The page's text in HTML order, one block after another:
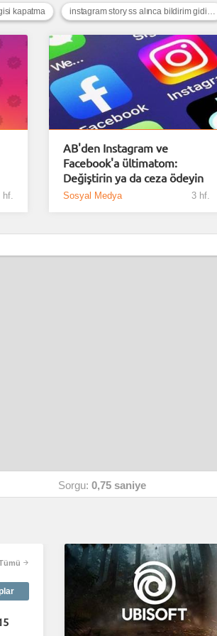
instagram story ss alınca bildirim gidiyor mu
kapatma
hf.
AB'den Instagram ve
Facebook'a ültimatom:
Değiştirin ya da ceza ödeyin
Sosyal Medya 3 hf.
Sorgu: 0,75 saniye